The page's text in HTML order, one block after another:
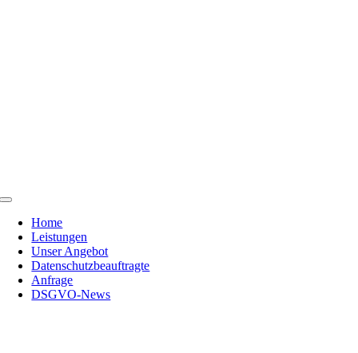
Toggle
NavigationHome
Leistungen
Unser Angebot
Datenschutzbeauftragte
Anfrage
DSGVO-News